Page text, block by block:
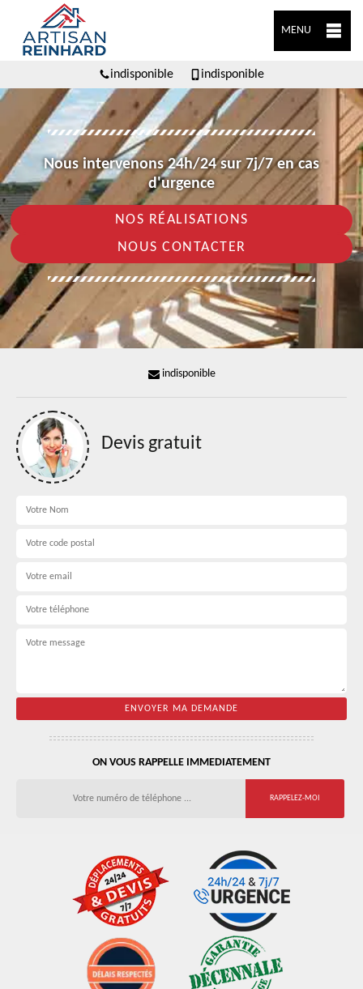
MENU
indisponible indisponible
Nous intervenons 24h/24 sur 7j/7 en cas
d'urgence
NOS RÉALISATIONS
NOUS CONTACTER
indisponible
Devis gratuit
ON VOUS RAPPELLE IMMEDIATEMENT